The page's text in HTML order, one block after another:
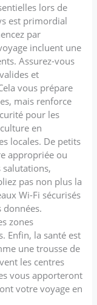
lors de
est primordial
par
incluent une
Assurez-vous
et
vous prépare
mais renforce
pour les
en
locales. De petits
appropriée ou
salutations,
pas non plus la
Wi-Fi sécurisés
données.
zones
Enfin, la santé est
une trousse de
les centres
vous apporteront
votre voyage en